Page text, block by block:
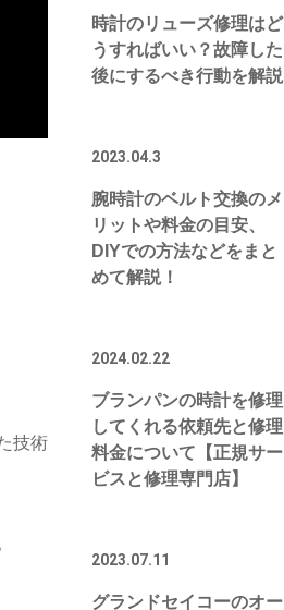
技術
時計のリューズ修理はど
うすればいい？故障した
後にするべき行動を解説
2023.04.3
腕時計のベルト交換のメ
リットや料金の目安、
DIYでの方法などをまと
めて解説！
2024.02.22
ブランパンの時計を修理
してくれる依頼先と修理
料金について【正規サー
ビスと修理専門店】
2023.07.11
グランドセイコーのオー